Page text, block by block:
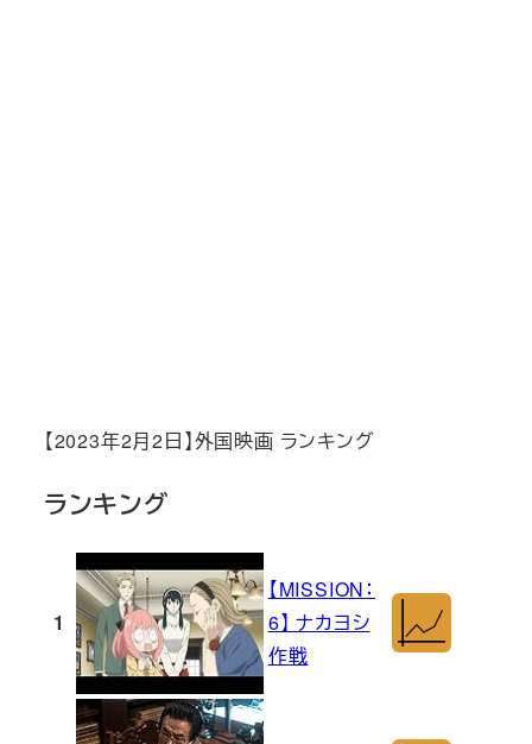
【2023年2月2日】外国映画 ランキング
ランキング
1
【MISSION：
6】 ナカヨシ
作戦